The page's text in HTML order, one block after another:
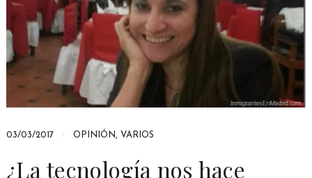
03/03/2017 OPINIÓN, VARIOS
¿La tecnología nos hace